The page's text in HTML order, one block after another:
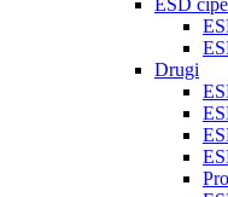
ESD
Drugi